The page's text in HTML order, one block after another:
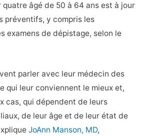
quatre âgé de 50 à 64 ans est à jour
préventifs, y compris les
examens de dépistage, selon le
parler avec leur médecin des
qui leur conviennent le mieux et,
cas, qui dépendent de leurs
de leur âge et de leur état de
JoAnn Manson, MD,